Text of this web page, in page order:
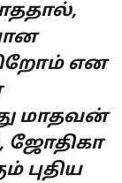
என
மாதவன்
ஜோதிகா
புதிய